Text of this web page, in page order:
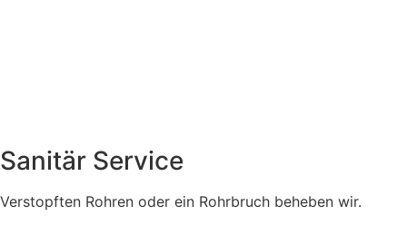
Sanitär Service
Verstopften Rohren oder ein Rohrbruch beheben wir.